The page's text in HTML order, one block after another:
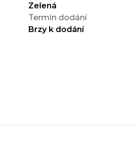
Zelená
Termín dodání
Brzy k dodání